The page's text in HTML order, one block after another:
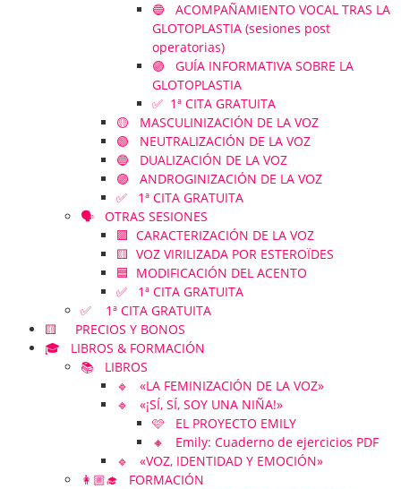
🔵 ACOMPAÑAMIENTO VOCAL TRAS LA
GLOTOPLASTIA (sesiones post
operatorias)
🟣 GUÍA INFORMATIVA SOBRE LA
GLOTOPLASTIA
✅ 1ª CITA GRATUITA
🟡 MASCULINIZACIÓN DE LA VOZ
🟢 NEUTRALIZACIÓN DE LA VOZ
🔵 DUALIZACIÓN DE LA VOZ
🟣 ANDROGINIZACIÓN DE LA VOZ
✅ 1ª CITA GRATUITA
🗣️ OTRAS SESIONES
🟪 CARACTERIZACIÓN DE LA VOZ
🟨 VOZ VIRILIZADA POR ESTEROÏDES
🟦 MODIFICACIÓN DEL ACENTO
✅ 1ª CITA GRATUITA
✅ 1ª CITA GRATUITA
🟨 PRECIOS Y BONOS
🎓 LIBROS & FORMACIÓN
📚 LIBROS
🔹 «LA FEMINIZACIÓN DE LA VOZ»
🔹 «¡SÍ, SÍ, SOY UNA NIÑA!»
🩷 EL PROYECTO EMILY
🔸 Emily: Cuaderno de ejercicios PDF
🔹 «VOZ, IDENTIDAD Y EMOCIÓN»
👩🏼‍🎓 FORMACIÓN